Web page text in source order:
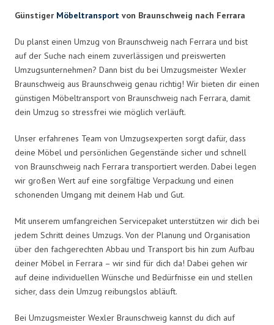
Günstiger Möbeltransport von Braunschweig nach Ferrara
Du planst einen Umzug von Braunschweig nach Ferrara und bist
auf der Suche nach einem zuverlässigen und preiswerten
Umzugsunternehmen? Dann bist du bei Umzugsmeister Wexler
Braunschweig aus Braunschweig genau richtig! Wir bieten dir einen
günstigen Möbeltransport von Braunschweig nach Ferrara, damit
dein Umzug so stressfrei wie möglich verläuft.
Unser erfahrenes Team von Umzugsexperten sorgt dafür, dass
deine Möbel und persönlichen Gegenstände sicher und schnell
von Braunschweig nach Ferrara transportiert werden. Dabei legen
wir großen Wert auf eine sorgfältige Verpackung und einen
schonenden Umgang mit deinem Hab und Gut.
Mit unserem umfangreichen Servicepaket unterstützen wir dich bei
jedem Schritt deines Umzugs. Von der Planung und Organisation
über den fachgerechten Abbau und Transport bis hin zum Aufbau
deiner Möbel in Ferrara – wir sind für dich da! Dabei gehen wir
auf deine individuellen Wünsche und Bedürfnisse ein und stellen
sicher, dass dein Umzug reibungslos abläuft.
Bei Umzugsmeister Wexler Braunschweig kannst du dich auf